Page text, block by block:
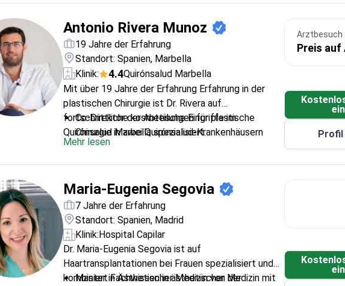
Antonio Rivera Munoz
19 Jahre der Erfahrung
Standort: Spanien, Marbella
Klinik:
4.4Quirónsalud Marbella
Mit über 19 Jahre der Erfahrung Erfahrung in der
plastischen Chirurgie ist Dr. Rivera auf
fortschrittliche kosmetische Eingriffe im
Quirónsalud Marbella spezialisiert.
Co-Direktor der Abteilungen für plastische
Chirurgie in zwei Quirónsalud-Krankenhäusern
Experte für Gewebezüchtung mit einem Master-
Abschluss der Universität Granada
Nieves
Regelmäßiger Teilnehmer an internationalen
chirurgischen Foren
Arbeitet in einer voll ausgestatteten
Krankenhausumgebung zur Patientensicherheit
Mehr lesen
Arztbesuch
Preis
Profil
Maria-Eugenia Segovia
7 Jahre der Erfahrung
Standort: Spanien, Madrid
Klinik:Hospital Capilar
Dr. Maria-Eugenia Segovia ist auf
Haartransplantationen bei Frauen spezialisiert und
kombiniert Fachwissen in ästhetischer Medizin mit
Master in Ästhetischer Medizin von der